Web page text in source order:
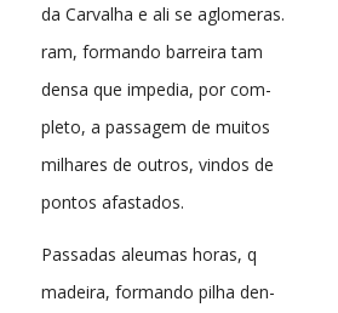
da Carvalha e ali se aglomeras.
ram, formando barreira tam
densa que impedia, por com-
pleto, a passagem de muitos
milhares de outros, vindos de
pontos afastados.
Passadas aleumas horas, q
madeira, formando pilha den-